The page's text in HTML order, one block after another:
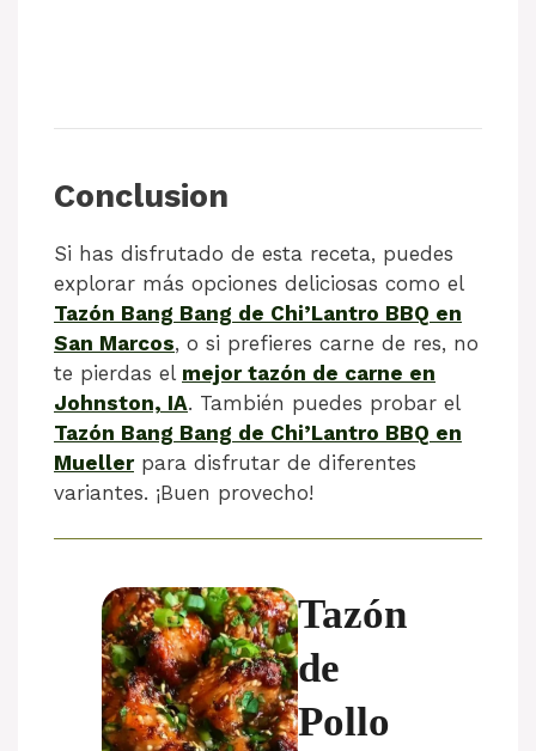
Conclusion
Si has disfrutado de esta receta, puedes
explorar más opciones deliciosas como el
Tazón Bang Bang de Chi’Lantro BBQ en
San Marcos, o si prefieres carne de res, no
te pierdas el mejor tazón de carne en
Johnston, IA. También puedes probar el
Tazón Bang Bang de Chi’Lantro BBQ en
Muellerpara disfrutar de diferentes
variantes. ¡Buen provecho!
Tazón
de
Pollo